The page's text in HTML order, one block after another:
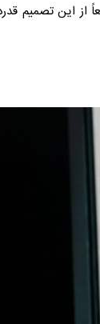
از این تصمیم